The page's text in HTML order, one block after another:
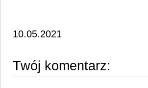
10.05.2021
Twój komentarz: